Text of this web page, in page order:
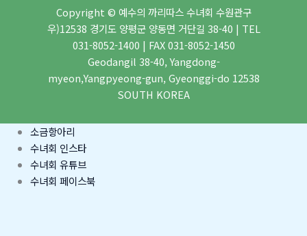
Copyright © 예수의 까리따스 수녀회 수원관구
우)12538 경기도 양평군 양동면 거단길 38-40 | TEL
031-8052-1400 | FAX 031-8052-1450
Geodangil 38-40, Yangdong-
myeon,Yangpyeong-gun, Gyeonggi-do 12538
SOUTH KOREA
소금항아리
수녀회 인스타
수녀회 유튜브
수녀회 페이스북